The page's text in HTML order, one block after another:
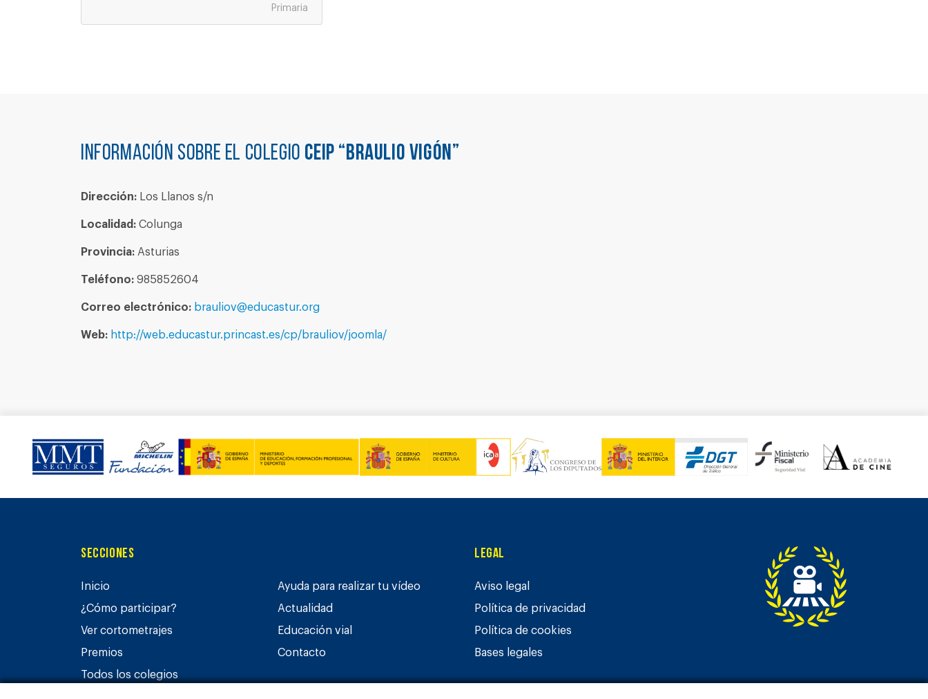
Primaria
Información sobre el colegio CEIP “BRAULIO VIGÓN”
Dirección: Los Llanos s/n
Localidad: Colunga
Provincia: Asturias
Teléfono: 985852604
Correo electrónico: brauliov@educastur.org
Web: http://web.educastur.princast.es/cp/brauliov/joomla/
Secciones
Inicio
¿Cómo participar?
Ver cortometrajes
Premios
Todos los colegios
Ayuda para realizar tu vídeo
Actualidad
Educación vial
Contacto
Legal
Aviso legal
Política de privacidad
Política de cookies
Bases legales